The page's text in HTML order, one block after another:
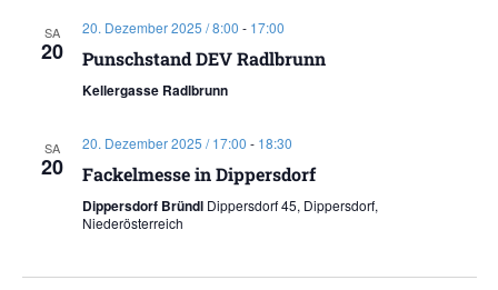
SA
20
20. Dezember 2025 / 8:00 - 17:00
Punschstand DEV Radlbrunn
Kellergasse Radlbrunn
SA
20
20. Dezember 2025 / 17:00 - 18:30
Fackelmesse in Dippersdorf
Dippersdorf Bründl Dippersdorf 45, Dippersdorf,
Niederösterreich